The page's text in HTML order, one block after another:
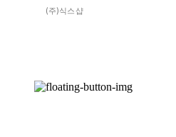
(주)식스샵